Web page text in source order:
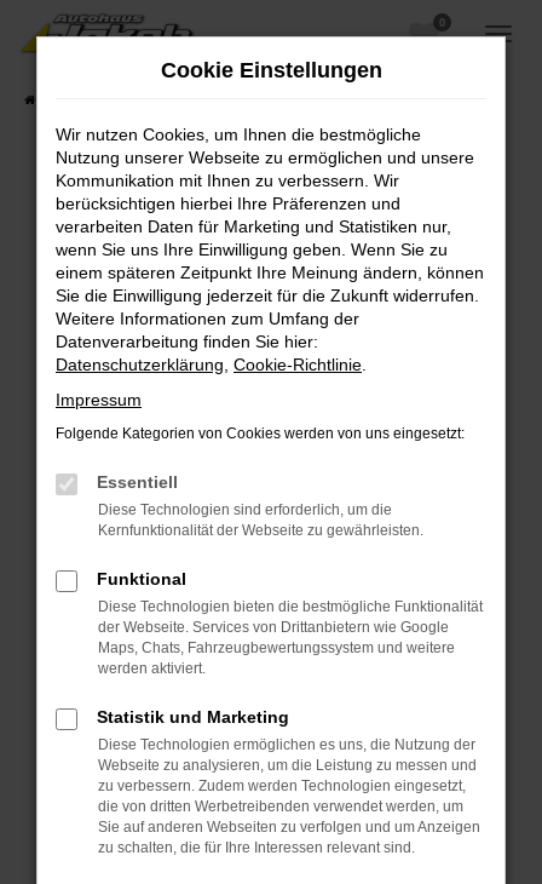
Zum
Hauptinhalt
0
Fehler: Network Error
Beim Laden ist ein Fehler aufgetreten.
Hier sind ein paar Tipps, die dir helfen können:
Überprüfe deine Firewall und deine
Internetverbindung.
Laden andere Webseiten, zum Beispiel deine
Suchmaschine?
Prüfe deine Browsererweiterungen.
Manche Erweiterungen, wie Werbeblocker,
können das Laden bestimmter Seiten
verhindern. Funktioniert die Seite in einem
Fenster?
Starte dein Gerät neu.
Das kann manchmal helfen, vorübergehende
Probleme zu beheben.
Betriebssystem auf dem neuesten Stand
sind.
Veraltete Software birgt nicht nur ein
Sicherheitsrisiko, sondern kann auch dazu
führen, dass bestimmte Funktionen nicht mehr
unterstützt werden.
Cookie Einstellungen
Wir nutzen Cookies, um Ihnen die bestmögliche
Nutzung unserer Webseite zu ermöglichen und unsere
Kommunikation mit Ihnen zu verbessern. Wir
berücksichtigen hierbei Ihre Präferenzen und
verarbeiten Daten für Marketing und Statistiken nur,
wenn Sie uns Ihre Einwilligung geben. Wenn Sie zu
einem späteren Zeitpunkt Ihre Meinung ändern, können
Sie die Einwilligung jederzeit für die Zukunft widerrufen.
Weitere Informationen zum Umfang der
Datenverarbeitung finden Sie hier:
Datenschutzerklärung Cookie-Richtlinie
Impressum
Folgende Kategorien von Cookies werden von uns eingesetzt:
Essentiell
Diese Technologien sind erforderlich, um die
Kernfunktionalität der Webseite zu gewährleisten.
Funktional
Diese Technologien bieten die bestmögliche Funktionalität
der Webseite. Services von Drittanbietern wie Google
Maps, Chats, Fahrzeugbewertungssystem und weitere
werden aktiviert.
Statistik und Marketing
Diese Technologien ermöglichen es uns, die Nutzung der
Webseite zu analysieren, um die Leistung zu messen und
zu verbessern. Zudem werden Technologien eingesetzt,
die von dritten Werbetreibenden verwendet werden, um
Sie auf anderen Webseiten zu verfolgen und um Anzeigen
zu schalten, die für Ihre Interessen relevant sind.